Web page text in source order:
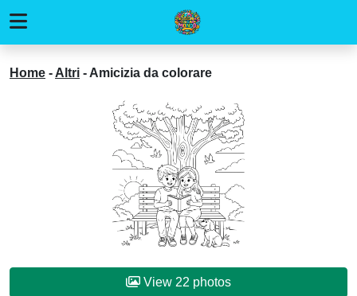
Home - Altri - Amicizia da colorare
View 22 photos